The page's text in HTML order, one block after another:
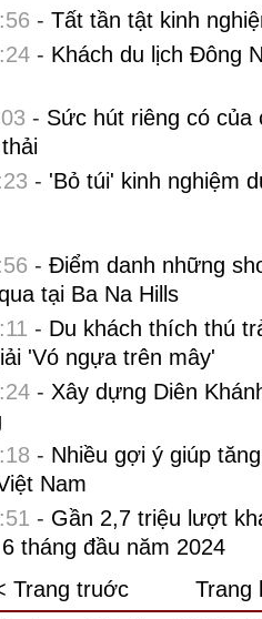
- Tất tần tật kinh
- Khách du lịch Đông
- Sức hút riêng có của
- 'Bỏ túi' kinh nghiệm
- Điểm danh những
tại Ba Na Hills
- Du khách thích thú
'Vó ngựa trên mây'
- Xây dựng Diên
- Nhiều gợi ý giúp
Nam
- Gần 2,7 triệu lượt
tháng đầu năm 2024
Trang truớc
Trang